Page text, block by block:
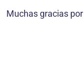
Muchas gracias